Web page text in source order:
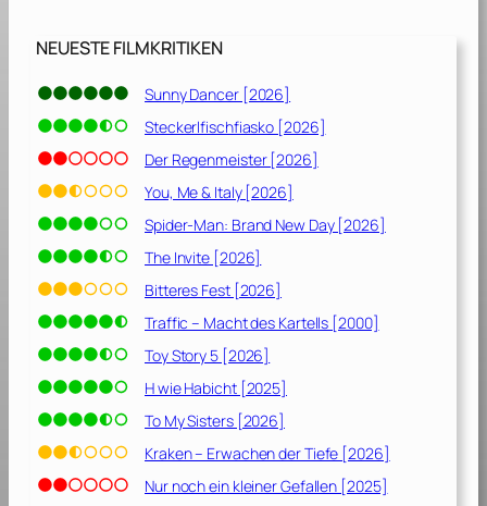
0
1
NEUESTE FILMKRITIKEN
Sunny Dancer [2026]
Steckerlfischfiasko [2026]
Der Regenmeister [2026]
You, Me & Italy [2026]
Spider-Man: Brand New Day [2026]
The Invite [2026]
Bitteres Fest [2026]
Traffic – Macht des Kartells [2000]
Toy Story 5 [2026]
H wie Habicht [2025]
To My Sisters [2026]
Kraken – Erwachen der Tiefe [2026]
Nur noch ein kleiner Gefallen [2025]